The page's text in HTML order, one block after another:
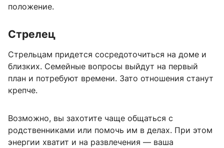
положение.
Стрелец
Стрельцам придется сосредоточиться на доме и
близких. Семейные вопросы выйдут на первый
план и потребуют времени. Зато отношения станут
крепче.
Возможно, вы захотите чаще общаться с
родственниками или помочь им в делах. При этом
энергии хватит и на развлечения — ваша